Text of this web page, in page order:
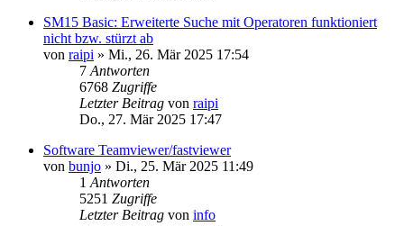
SM15 Basic: Erweiterte Suche mit Operatoren funktioniert
nicht bzw. stürzt ab
von raipi » Mi., 26. Mär 2025 17:54
7 Antworten
6768 Zugriffe
Letzter Beitrag von raipi
Do., 27. Mär 2025 17:47
Software Teamviewer/fastviewer
von bunjo » Di., 25. Mär 2025 11:49
1 Antworten
5251 Zugriffe
Letzter Beitrag von info